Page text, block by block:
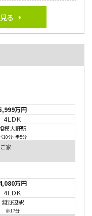
る
万円
4ＬＤＫ
模大野駅
10分・歩5分
ご家…
万円
4ＬＤＫ
淵野辺駅
歩17分